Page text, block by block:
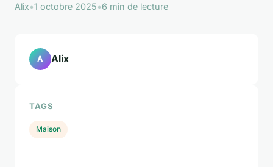
Alix•1 octobre 2025•6 min de lecture
A Alix
TAGS
Maison